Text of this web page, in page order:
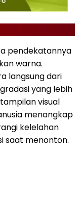
pendekatannya
warna.
langsung dari
yang lebih
visual
menangkap
kelelahan
saat menonton.